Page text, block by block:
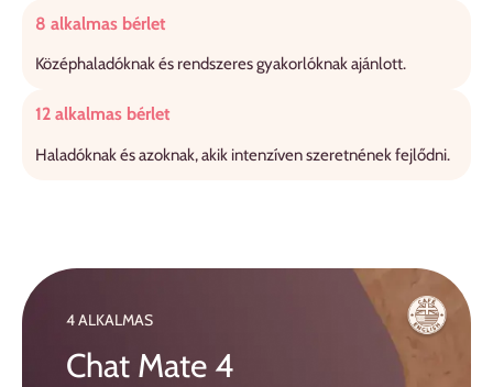
8 alkalmas bérlet
Középhaladóknak és rendszeres gyakorlóknak ajánlott.
12 alkalmas bérlet
Haladóknak és azoknak, akik intenzíven szeretnének fejlődni.
4 ALKALMAS
Chat Mate 4